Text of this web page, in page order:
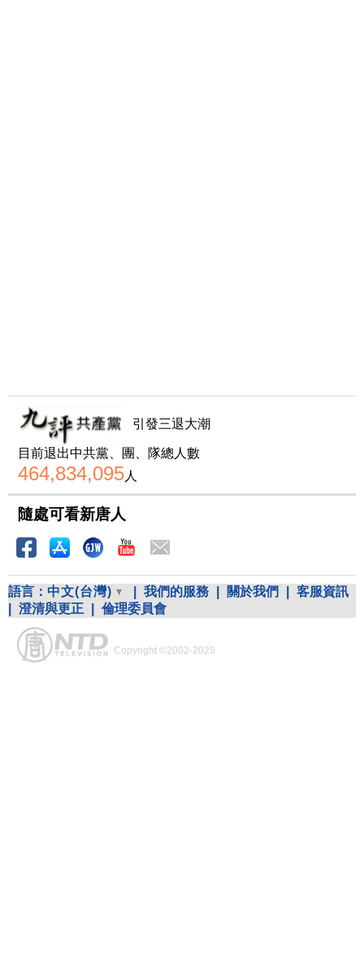
引發三退大潮
目前退出中共黨、團、隊總人數
464,834,095人
隨處可看新唐人
語言： 中文(台灣) 我們的服務 關於我們
客服資訊
澄清與更正 倫理委員會
Copyright ©2002-2025